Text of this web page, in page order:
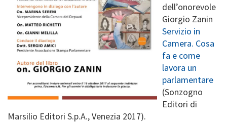
dell’onorevole
Giorgio Zanin
Servizio in
Camera. Cosa
fa e come
lavora un
parlamentare
(Sonzogno
Editori di
Marsilio Editori S.p.A., Venezia 2017).